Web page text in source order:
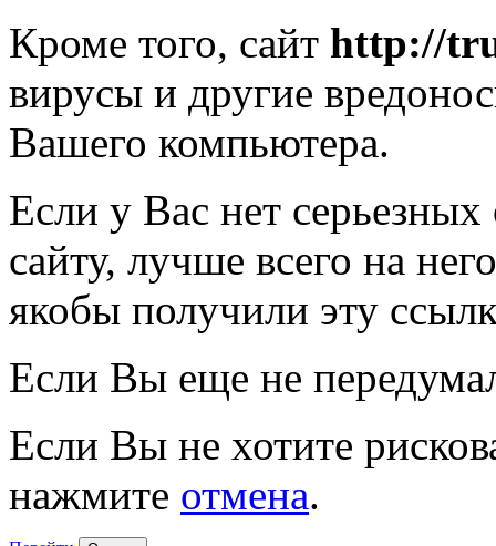
Кроме того, сайт http://
вирусы и другие
Вашего компьютера.
Если у Вас нет
сайту, лучше всего на
якобы получили эту
Если Вы еще не
Если Вы не хотите
нажмите отмена.